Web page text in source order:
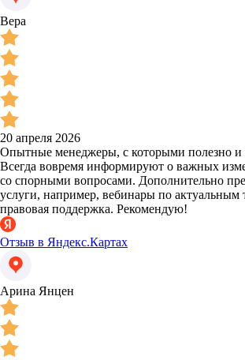
Вера
20 апреля 2026
Опытные менеджеры, с которыми полезно и
Всегда вовремя информируют о важных
со спорными вопросами. Дополнительно
услуги, например, вебинары по актуальным
правовая поддержка. Рекомендую!
Отзыв в Яндекс.Картах
Арина Янцен